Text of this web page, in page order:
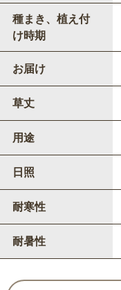
種まき、植え付
け時期
お届け
草丈
用途
日照
耐寒性
耐暑性